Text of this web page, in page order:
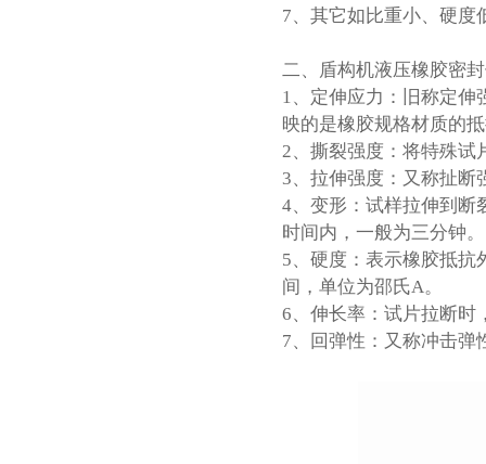
7、其它如比重小、硬度
二、盾构机液压橡胶密
1、定伸应力：旧称定伸
映的是橡胶规格材质的
2、撕裂强度：将特殊试
3、拉伸强度：又称扯断
4、变形：试样拉伸到断
时间内，一般为三分钟。
5、硬度：表示橡胶抵抗
间，单位为邵氏A。
6、伸长率：试片拉断时
7、回弹性：又称冲击弹